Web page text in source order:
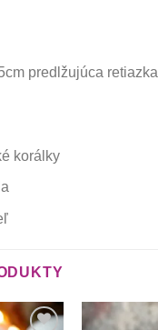
predlžujúca retiazka
korálky